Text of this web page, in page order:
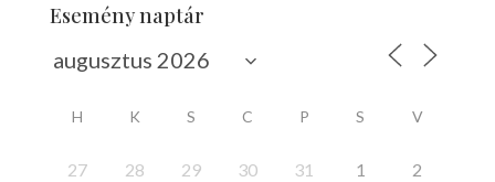
Esemény naptár
H K S C P S V
27 28 29 30 31 1 2